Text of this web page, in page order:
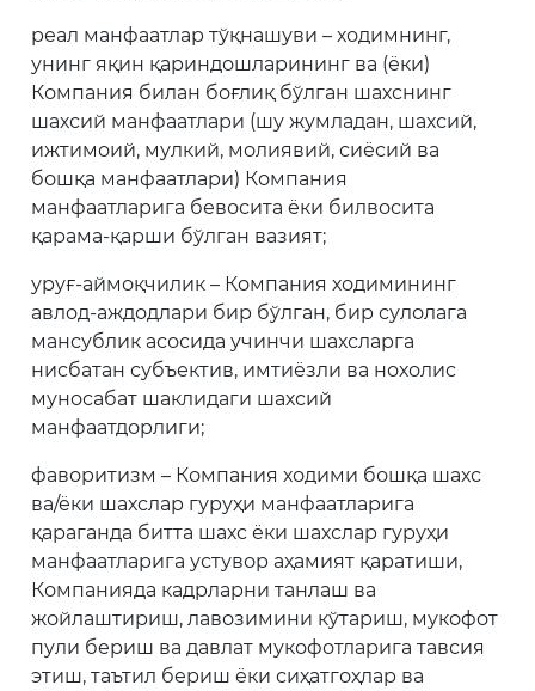
реал манфаатлар тўқнашуви – ходимнинг,
унинг яқин қариндошларининг ва (ёки)
Компания билан боғлиқ бўлган шахснинг
шахсий манфаатлари (шу жумладан, шахсий,
ижтимоий, мулкий, молиявий, сиёсий ва
бошқа манфаатлари) Компания
манфаатларига бевосита ёки билвосита
қарама-қарши бўлган вазият;
уруғ-аймоқчилик – Компания ходимининг
авлод-аждодлари бир бўлган, бир сулолага
мансублик асосида учинчи шахсларга
нисбатан субъектив, имтиёзли ва нохолис
муносабат шаклидаги шахсий
манфаатдорлиги;
фаворитизм – Компания ходими бошқа шахс
ва/ёки шахслар гуруҳи манфаатларига
қараганда битта шахс ёки шахслар гуруҳи
манфаатларига устувор аҳамият қаратиши,
Компанияда кадрларни танлаш ва
жойлаштириш, лавозимини кўтариш, мукофот
пули бериш ва давлат мукофотларига тавсия
этиш, таътил бериш ёки сиҳатгоҳлар ва